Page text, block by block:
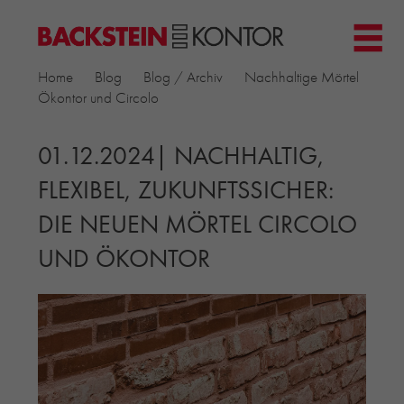
PROJEKTE
▼
KIRCHEN
MEHRFAMILIENHÄUSER
MUSEEN
EINFAMILIENHÄUSER
ÖFFENTLICHE BAUTEN
PRODUKTE
▼
RIEMCHENKOLLEKTIONEN TONWERK
ALLGEMEINE RIEMCHENKOLLEKTIONEN
PETERSEN TEGL
Home Blog Blog / Archiv
Nachhaltige Mörtel
Ökontor und Circolo
01.12.2024| NACHHALTIG,
FLEXIBEL, ZUKUNFTSSICHER:
DIE NEUEN MÖRTEL CIRCOLO
UND ÖKONTOR